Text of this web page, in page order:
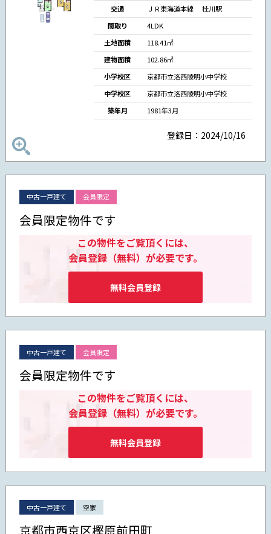
交通
ＪＲ東海道本線 桂川駅
間取り
4LDK
土地面積
118.41㎡
建物面積
102.86㎡
小学校区
京都市立洛西陵明小中学校
中学校区
京都市立洛西陵明小中学校
築年月
1981年3月
登録日：2024/10/16
中古一戸建て 会員限定
会員限定物件です
この物件をご覧頂くには、
会員登録（無料）が必要です。
無料会員登録
中古一戸建て 会員限定
会員限定物件です
この物件をご覧頂くには、
会員登録（無料）が必要です。
無料会員登録
中古一戸建て 空家
京都市西京区樫原前田町